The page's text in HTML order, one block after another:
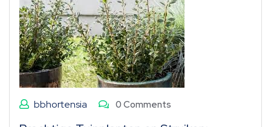
bbhortensia 0 Comments